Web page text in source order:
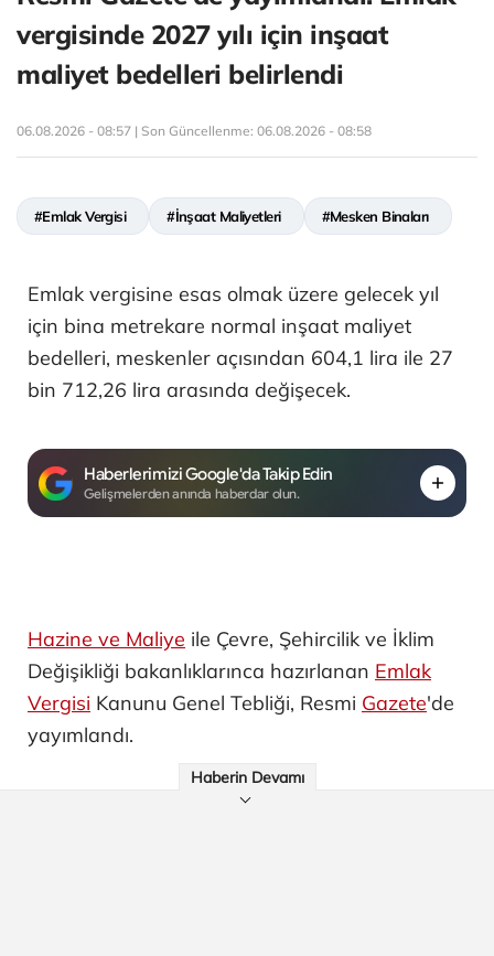
vergisinde 2027 yılı için inşaat
maliyet bedelleri belirlendi
06.08.2026 - 08:57 | Son Güncellenme: 06.08.2026 - 08:58
#Emlak Vergisi #İnşaat Maliyetleri #Mesken Binaları
Emlak vergisine esas olmak üzere gelecek yıl
için bina metrekare normal inşaat maliyet
bedelleri, meskenler açısından 604,1 lira ile 27
bin 712,26 lira arasında değişecek.
Haberlerimizi Google'da Takip Edin
Gelişmelerden anında haberdar olun.
Hazine ve Maliye ile Çevre, Şehircilik ve İklim
Değişikliği bakanlıklarınca hazırlanan Emlak
Vergisi Kanunu Genel Tebliği, Resmi Gazete'de
yayımlandı.
Haberin Devamı